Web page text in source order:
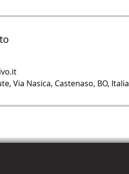
Via Nasica, Castenaso, BO, Italia